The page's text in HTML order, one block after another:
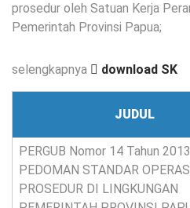
prosedur oleh Satuan Kerja
Pemerintah Provinsi Papua;
selengkapnya download SK
JUDUL
PERGUB Nomor 14 Tahun 2013
PEDOMAN STANDAR
PROSEDUR DI LINGKUNGAN